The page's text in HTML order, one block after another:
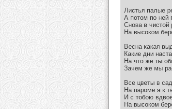
Листья палые
А потом по ней
Снова в чистой
На высоком
Весна какая
Какие дни
На что же ты
Зачем же мы
Все цветы в
На пароме я к
И с тобою
На высоком